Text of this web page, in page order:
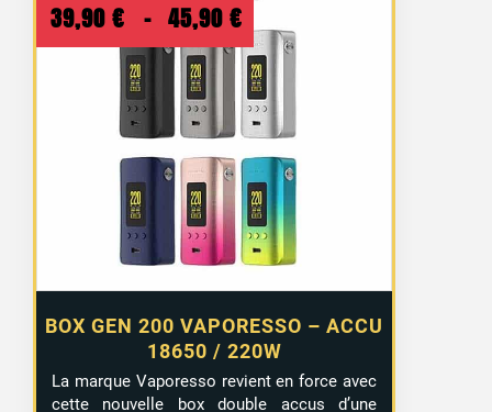
BOX GEN 200 VAPORESSO – ACCU
18650 / 220W
39,90 € – 45,90 €
de
prix :
39,90 €
à
45,90 €
La marque Vaporesso revient en force avec
cette nouvelle box double accus d’une